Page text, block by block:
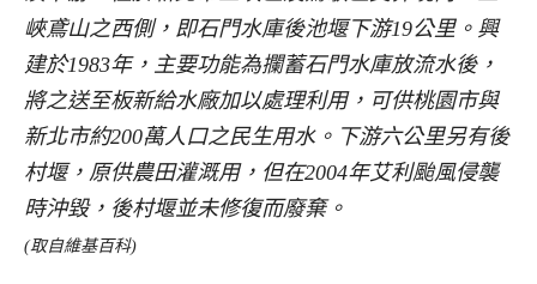
峽鳶山之西側，即石門水庫後池堰下游19公里。興
建於1983年，主要功能為攔蓄石門水庫放流水後，
將之送至板新給水廠加以處理利用，可供桃園市與
新北市約200萬人口之民生用水。下游六公里另有後
村堰，原供農田灌溉用，但在2004年艾利颱風侵襲
時沖毀，後村堰並未修復而廢棄。
(取自維基百科)